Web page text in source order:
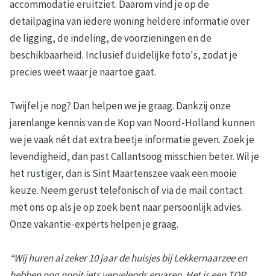
accommodatie eruitziet. Daarom vind je op de
detailpagina van iedere woning heldere informatie over
de ligging, de indeling, de voorzieningen en de
beschikbaarheid. Inclusief duidelijke foto's, zodat je
precies weet waar je naartoe gaat.
Twijfel je nog? Dan helpen we je graag. Dankzij onze
jarenlange kennis van de Kop van Noord-Holland kunnen
we je vaak nét dat extra beetje informatie geven. Zoek je
levendigheid, dan past Callantsoog misschien beter. Wil je
het rustiger, dan is Sint Maartenszee vaak een mooie
keuze. Neem gerust telefonisch of via de mail contact
met ons op als je op zoek bent naar persoonlijk advies.
Onze vakantie-experts helpen je graag.
“Wij huren al zeker 10 jaar de huisjes bij Lekkernaarzee en